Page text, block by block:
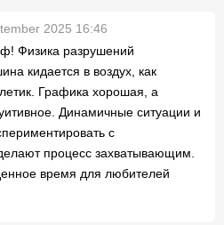
2025 16:46
Физика разрушений
кидается в воздух, как
Графика хорошая, а
Динамичные ситуации и
с
процесс захватывающим.
время для любителей